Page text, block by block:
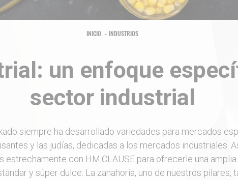
INICIO INDUSTRIOS
un enfoque
sector industrial
siempre ha desarrollado variedades para mercados
y las judías, dedicadas a los mercados industriales.
estrechamente con HM.CLAUSE para ofrecerle una
y súper dulce. La zanahoria, uno de nuestros pilares,